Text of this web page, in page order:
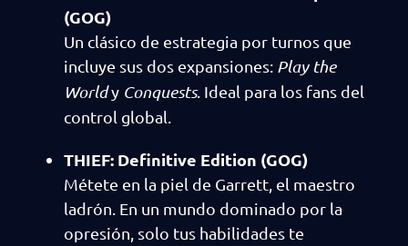
(GOG)
Un clásico de estrategia por turnos que
incluye sus dos expansiones: Play the
Worldy Conquests. Ideal para los fans del
control global.
THIEF: Definitive Edition (GOG)
Métete en la piel de Garrett, el maestro
ladrón. En un mundo dominado por la
opresión, solo tus habilidades te